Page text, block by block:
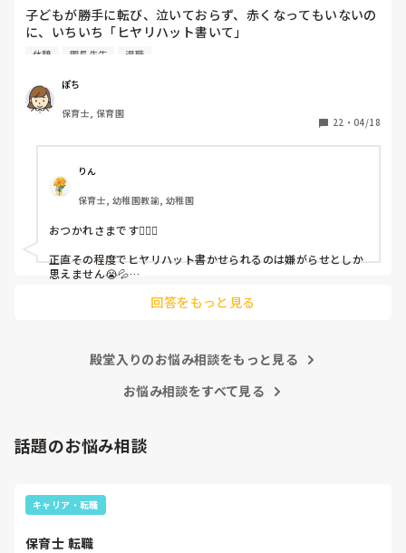
子どもが勝手に転び、泣いておらず、赤くなってもいないの
に、いちいち「ヒヤリハット書いて」
と書かされ
（そう言う本人は書かない）
しかも、上司に↑この内容でも
ちゃんと考えて対策を練って書き込むようにと。
呼ばれて一緒に対策を考えさせられること多数
これだけで30〜40分拘束されて辛いです
皆さんの園はどうですか?
休憩 園長先生 退職
ぽち
保育士, 保育園
22 ・ 04/18
りん
保育士, 幼稚園教諭, 幼稚園
おつかれさまです🙇🏻‍♀️
正直その程度でヒヤリハット書かせられるのは嫌がらせとしか
思えません😭💦
回答をもっと見る
殿堂入りのお悩み相談をもっと見る
お悩み相談をすべて見る
話題のお悩み相談
キャリア・転職
保育士 転職